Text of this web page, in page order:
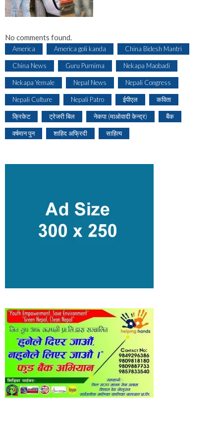
No comments found.
America America goli kanda China Bidesh Mantri
China News Guru Purnima Nekapa Maobadi
Nekapa Yemale Nepal News Nepali Congress
Nepali Culture Nepali Patro ईपीएल कविता
क्रिकेट ट्रेजरी बिल नेकपा (माओवादी केन्द्र) बैंक
वर्षमान पुन शाहिद अफ्रिदी साहित्य